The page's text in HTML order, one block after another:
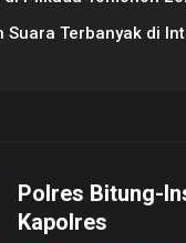
Suara Terbanyak di
Polres Bitung-
Kapolres